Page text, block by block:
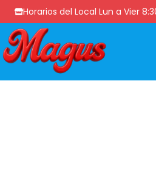
Horarios del Local Lun a Vier